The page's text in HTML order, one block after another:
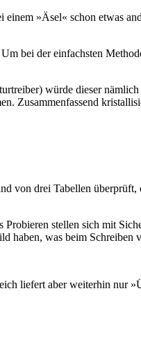
»Äsel« schon etwas
bei der einfachsten
würde dieser
Zusammenfassend
von drei Tabellen überprüft,
stellen sich mit
haben, was beim Schreiben
liefert aber weiterhin nur